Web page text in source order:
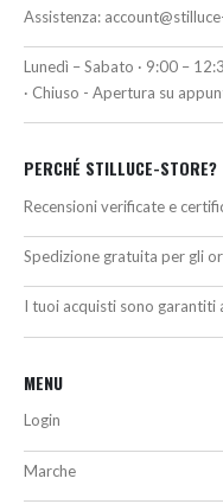
Assistenza:
Lunedì – Sabato · 9:00 –
· Chiuso - Apertura su
PERCHÉ STILLUCE-STORE?
Recensioni verificate e
Spedizione gratuita per gli
I tuoi acquisti sono garantiti
MENU
Login
Marche